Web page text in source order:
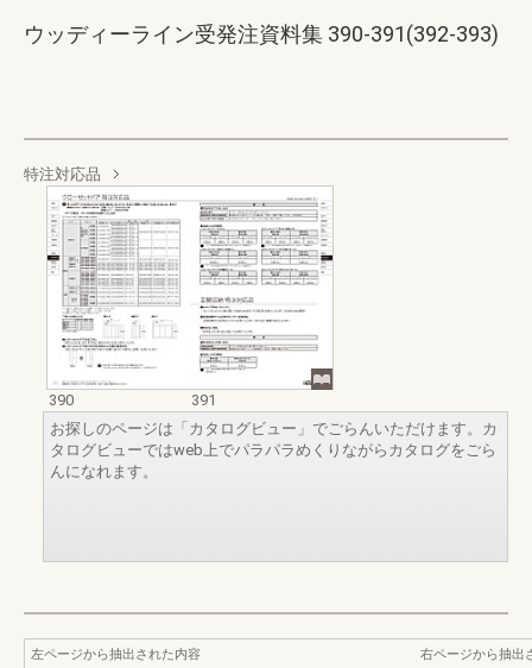
ウッディーライン受発注資料集 390-391(392-393)
特注対応品
390
391
お探しのページは「カタログビュー」でごらんいただけます。カ
タログビューではweb上でパラパラめくりながらカタログをごら
んになれます。
左ページから抽出された内容
右ページから抽出